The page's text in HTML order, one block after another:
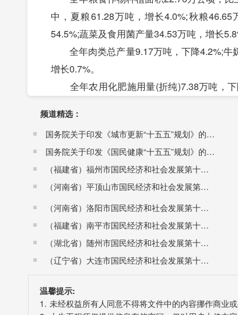
中，夏粮61.28万吨，增长4.0%;秋粮
54.5%;蔬菜及食用菌产量34.53万吨，增长
全年肉类总产量9.17万吨，下降4.2%;牛
增长0.7%。
全年农用化肥施用量(折纯)7.38万吨，下
三、工业、建筑业和服务业
全年规模以上工业增加值增长8.8%。
2019年年报规模以上工业企业101家，实
麦粉下降5.5%，饲料增长62.4%，机制纸及
设备增长9.2%。
全年建筑业总产值302.25亿元，增长
面积44.71万平方米，下降1.8%。
全年批发和零售业增加值24.98亿元，比上
饮业增加值5.57亿元，增长8.4%;金融业增加
加值53.36亿元，增长8.6%。
四、固定资产投资
频道精选：
国务院关于印发《城市更新“十五五”规划》的通知（国发〔2026〕12号）
国务院关于印发《国民健康“十五五”规划》的通知 （国发〔2026〕23号）
（福建省）福州市国民经济和社会发展第十五个五年规划纲要
（河南省）平顶山市国民经济和社会发展第十五个五年规划纲要
（河南省）洛阳市国民经济和社会发展第十五个五年规划纲要
（福建省）南平市国民经济和社会发展第十五个五年规划纲要
（湖北省）随州市国民经济和社会发展第十五个五年规划纲要
（辽宁省）大连市国民经济和社会发展第十五个五年规划纲要
温馨提示:
1. 未经权益所有人同意不得将文件中的内容挪作商业或